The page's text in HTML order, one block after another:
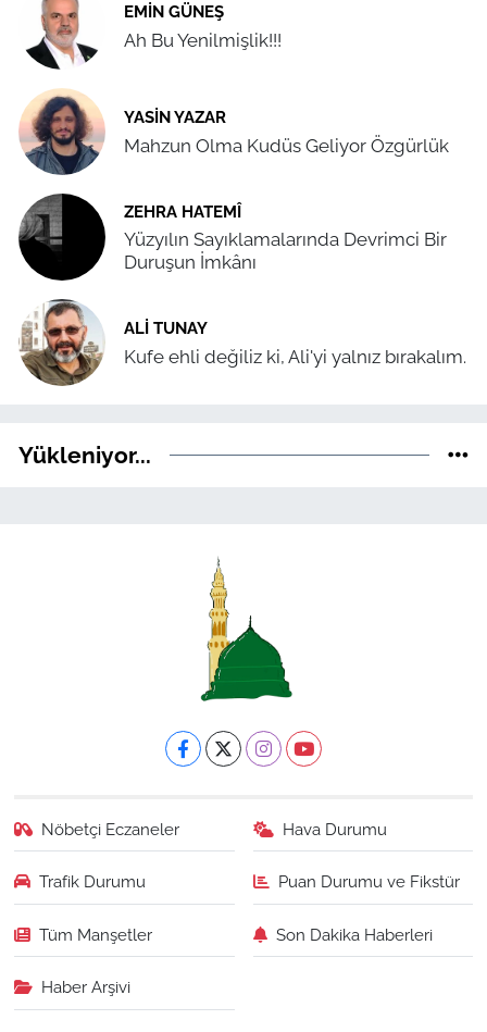
EMIN GÜNEŞ
Ah Bu Yenilmişlik!!!
YASIN YAZAR
Mahzun Olma Kudüs Geliyor Özgürlük
ZEHRA HATEMÎ
Yüzyılın Sayıklamalarında Devrimci Bir
Duruşun İmkânı
ALI TUNAY
Kufe ehli değiliz ki, Ali'yi yalnız bırakalım.
Yükleniyor...
Nöbetçi Eczaneler Hava Durumu
Trafik Durumu Puan Durumu ve Fikstür
Tüm Manşetler Son Dakika Haberleri
Haber Arşivi